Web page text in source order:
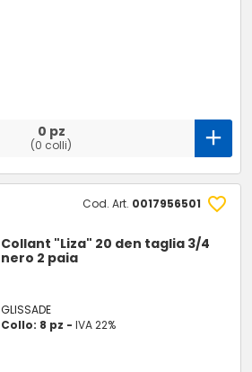
0 pz
(0 colli)
Cod. Art. 0017956501
Collant "Liza" 20 den taglia 3/4
nero 2 paia
GLISSADE
Collo: 8 pz -IVA 22%